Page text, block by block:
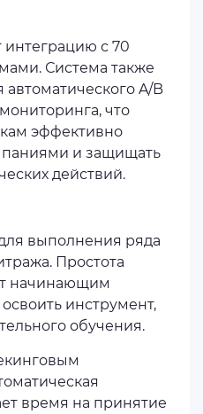
с 70
Система также
A/B
что
эффективно
и защищать
действий.
выполнения ряда
Простота
начинающим
инструмент,
обучения.
время на принятие